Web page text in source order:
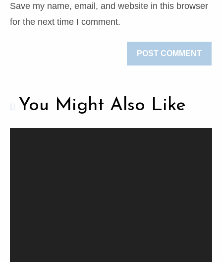
Save my name, email, and website in this browser
for the next time I comment.
You Might Also Like